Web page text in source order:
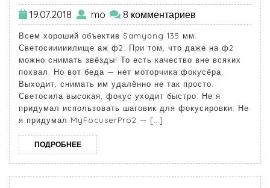
19.07.2018 mo 8 комментариев
Всем хороший объектив Samyang 135 мм.
Светосииииилище аж ф2. При том, что даже на ф2
можно снимать звёзды! То есть качество вне всяких
похвал. Но вот беда — нет моторчика фокусёра.
Выходит, снимать им удалённо не так просто.
Светосила высокая, фокус уходит быстро. Не я
придумал использовать шаговик для фокусировки. Не
я придумал MyFocuserPro2 — […]
ПОДРОБНЕЕ